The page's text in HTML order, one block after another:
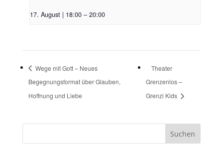
17. August | 18:00 – 20:00
Wege mit Gott – Neues
Begegnungsformat über Glauben,
Hoffnung und Liebe
Theater
Grenzenlos –
Grenzi Kids